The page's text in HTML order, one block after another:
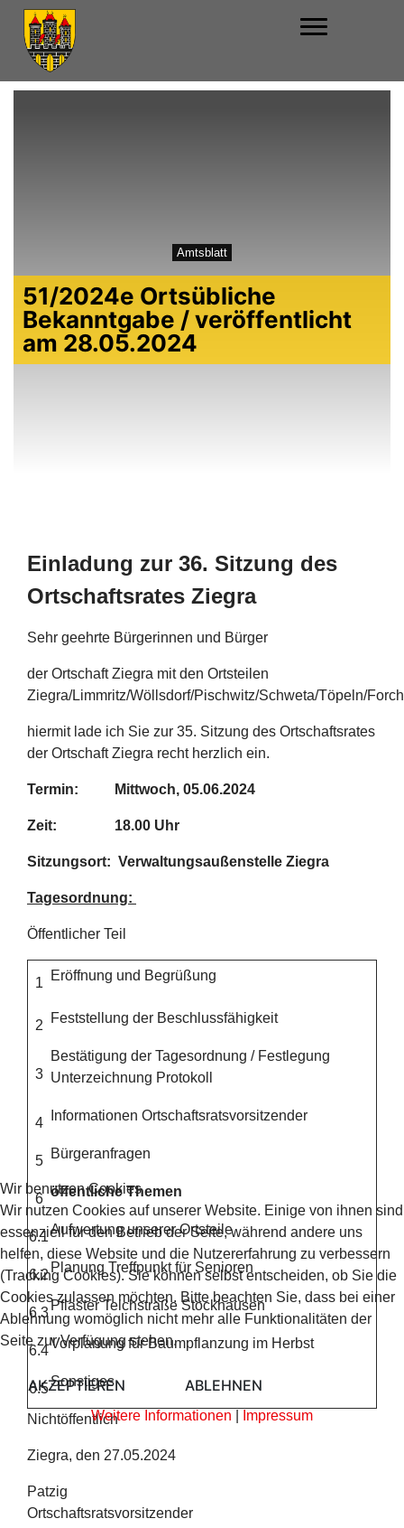
Amtsblatt
51/2024e Ortsübliche
Bekanntgabe / veröffentlicht
am 28.05.2024
Einladung zur 36. Sitzung des
Ortschaftsrates Ziegra
Sehr geehrte Bürgerinnen und Bürger
der Ortschaft Ziegra mit den Ortsteilen
Ziegra/Limmritz/Wöllsdorf/Pischwitz/Schweta/Töpeln/
hiermit lade ich Sie zur 35. Sitzung des Ortschaftsrates
der Ortschaft Ziegra recht herzlich ein.
Termin: Mittwoch, 05.06.2024
Zeit: 18.00 Uhr
Sitzungsort: Verwaltungsaußenstelle Ziegra
Tagesordnung:
Öffentlicher Teil
1 Eröffnung und Begrüßung
2 Feststellung der Beschlussfähigkeit
3
Bestätigung der Tagesordnung / Festlegung
Unterzeichnung Protokoll
4 Informationen Ortschaftsratsvorsitzender
5 Bürgeranfragen
6 öffentliche Themen
6.1Aufwertung unserer Ortsteile
6.2 Planung Treffpunkt für Senioren
6.3Pflaster Teichstraße Stockhausen
6.4Vorplanung für Baumpflanzung im Herbst
6.5Sonstiges
Nichtöffentlich
Ziegra, den 27.05.2024
Patzig
Ortschaftsratsvorsitzender
Wir benutzen Cookies
Wir nutzen Cookies auf unserer Website. Einige von ihnen sind
essenziell für den Betrieb der Seite, während andere uns
helfen, diese Website und die Nutzererfahrung zu verbessern
(Tracking Cookies). Sie können selbst entscheiden, ob Sie die
Cookies zulassen möchten. Bitte beachten Sie, dass bei einer
Ablehnung womöglich nicht mehr alle Funktionalitäten der
Seite zur Verfügung stehen.
AKZEPTIEREN ABLEHNEN
Weitere Informationen Impressum